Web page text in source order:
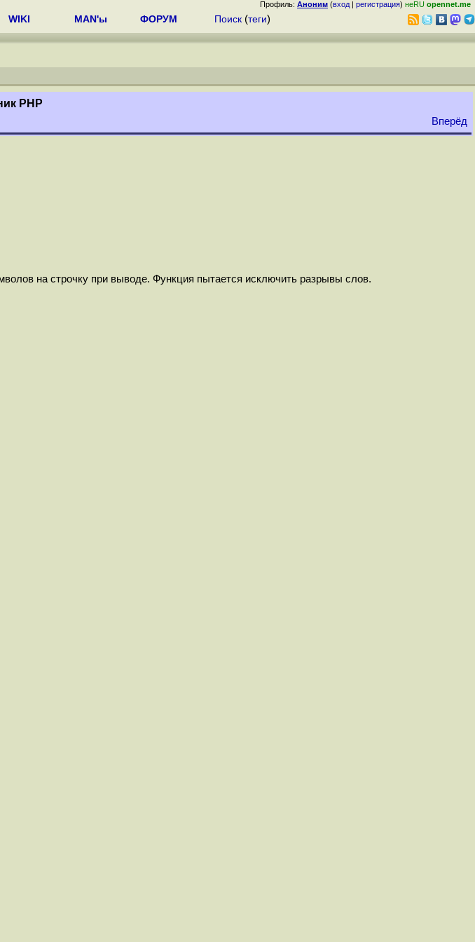
Профиль: Аноним (вход | регистрация) неRU opennet.me
WIKI MAN'ы ФОРУМ Поиск (теги)
РНР
Вперёд
на строчку при выводе. Функция пытается исключить разрывы слов.